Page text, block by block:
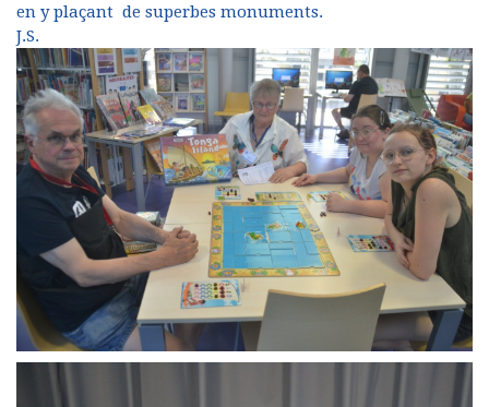
en y plaçant de superbes monuments.
J.S.